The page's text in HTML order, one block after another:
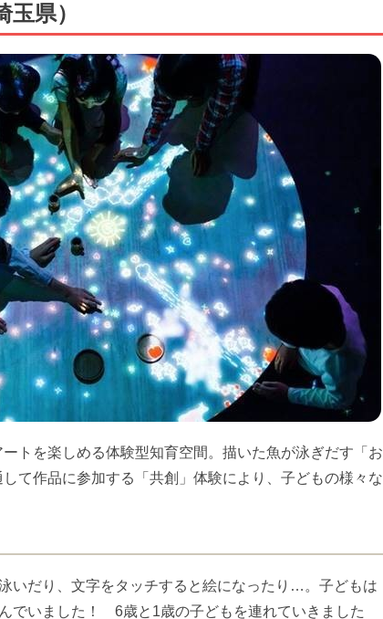
県）
トを楽しめる体験型知育空間。描いた魚が泳ぎだす「お
て作品に参加する「共創」体験により、子どもの様々な
いだり、文字をタッチすると絵になったり…。子どもは
でいました！ 6歳と1歳の子どもを連れていきました